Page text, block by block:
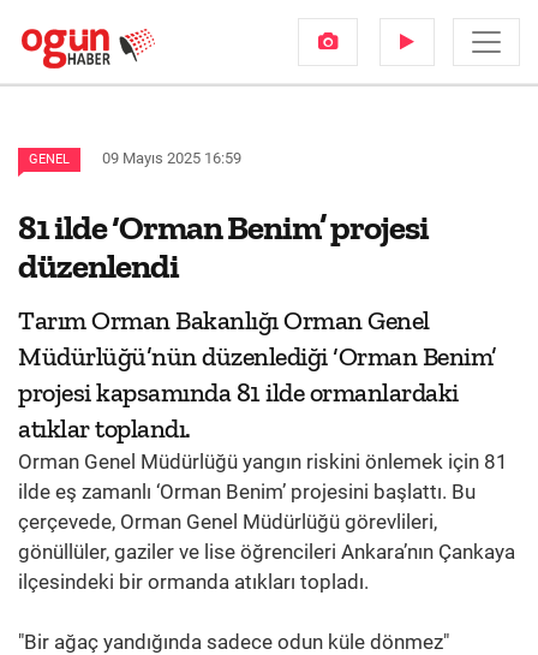
GENEL 09 Mayıs 2025 16:59
81 ilde ‘Orman Benim’ projesi
düzenlendi
Tarım Orman Bakanlığı Orman Genel
Müdürlüğü’nün düzenlediği ‘Orman Benim’
projesi kapsamında 81 ilde ormanlardaki
atıklar toplandı.
Orman Genel Müdürlüğü yangın riskini önlemek için 81
ilde eş zamanlı ‘Orman Benim’ projesini başlattı. Bu
çerçevede, Orman Genel Müdürlüğü görevlileri,
gönüllüler, gaziler ve lise öğrencileri Ankara’nın Çankaya
ilçesindeki bir ormanda atıkları topladı.
"Bir ağaç yandığında sadece odun küle dönmez"